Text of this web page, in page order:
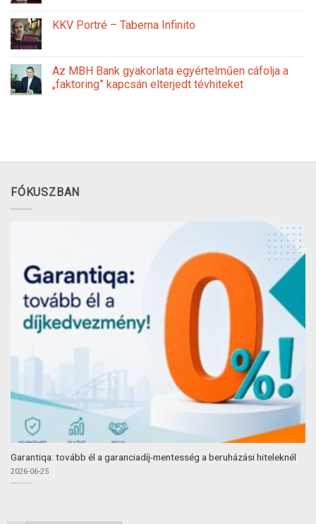
KKV Portré – Taberna Infinito
Az MBH Bank gyakorlata egyértelműen cáfolja a
„faktoring” kapcsán elterjedt tévhiteket
FÓKUSZBAN
Garantiqa: tovább él a garanciadíj-mentesség a beruházási hiteleknél
2026-06-25